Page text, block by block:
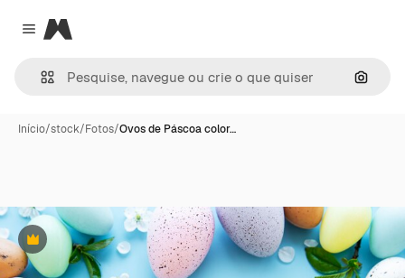
Close menu
Magnific
Início/stock/Fotos/Ovos de Páscoa color…
Premium